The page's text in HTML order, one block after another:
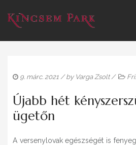
9. márc. 2021 / by Varga Zsolt/
Újabb hét
ügetőn
A versenylovak egészségét is